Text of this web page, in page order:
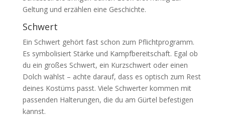
Geltung und erzählen eine Geschichte.
Schwert
Ein Schwert gehört fast schon zum Pflichtprogramm.
Es symbolisiert Stärke und Kampfbereitschaft. Egal ob
du ein großes Schwert, ein Kurzschwert oder einen
Dolch wählst – achte darauf, dass es optisch zum Rest
deines Kostüms passt. Viele Schwerter kommen mit
passenden Halterungen, die du am Gürtel befestigen
kannst.